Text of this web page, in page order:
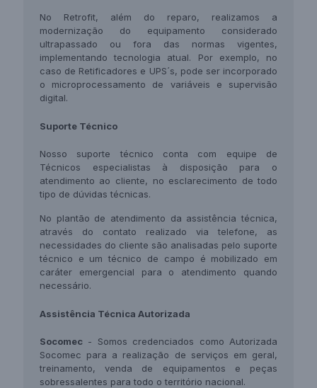
No Retrofit, além do reparo, realizamos a
modernização do equipamento considerado
ultrapassado ou fora das normas vigentes,
implementando tecnologia atual. Por exemplo, no
caso de Retificadores e UPS´s, pode ser incorporado
o microprocessamento de variáveis e supervisão
digital.
Suporte Técnico
Nosso suporte técnico conta com equipe de
Técnicos especialistas à disposição para o
atendimento ao cliente, no esclarecimento de todo
tipo de dúvidas técnicas.
No plantão de atendimento da assistência técnica,
através do contato realizado via telefone, as
necessidades do cliente são analisadas pelo suporte
técnico e um técnico de campo é mobilizado em
caráter emergencial para o atendimento quando
necessário.
Assistência Técnica Autorizada
Socomec- Somos credenciados como Autorizada
Socomec para a realização de serviços em geral,
treinamento, venda de equipamentos e peças
sobressalentes para todo o território nacional.